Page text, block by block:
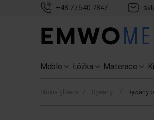
+48 77 540 7847
Meble Łóżka Materace
Strona główna Dywany Dywany